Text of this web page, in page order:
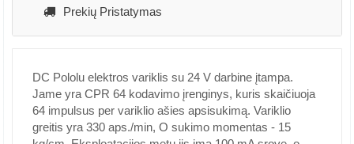
Prekių Pristatymas
DC Pololu elektros variklis su 24 V darbine įtampa.
Jame yra CPR 64 kodavimo įrenginys, kuris skaičiuoja
64 impulsus per variklio ašies apsisukimą. Variklio
greitis yra 330 aps./min, O sukimo momentas - 15